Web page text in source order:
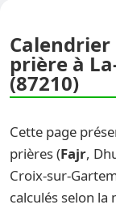
prière à
(87210)
Cette page
prières (Fajr,
Croix-sur-
calculés selon la